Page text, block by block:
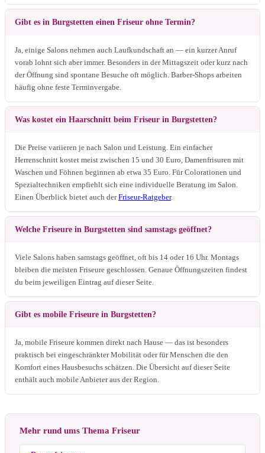
Gibt es in Burgstetten einen Friseur ohne Termin?
Ja, einige Salons nehmen auch Laufkundschaft an — ein kurzer Anruf
vorab lohnt sich aber immer. Besonders in der Mittagszeit oder kurz nach
der Öffnung sind spontane Besuche oft möglich. Barber-Shops arbeiten
häufig ohne feste Terminvergabe.
Was kostet ein Haarschnitt beim Friseur in Burgstetten?
Die Preise variieren je nach Salon und Leistung. Ein einfacher
Herrenschnitt kostet meist zwischen 15 und 30 Euro, Damenfrisuren mit
Waschen und Föhnen beginnen ab etwa 35 Euro. Für Colorationen und
Spezialtechniken empfiehlt sich eine individuelle Beratung im Salon.
Einen Überblick bietet auch derFriseur-Ratgeber.
Welche Friseure in Burgstetten sind samstags geöffnet?
Viele Salons haben samstags geöffnet, oft bis 14 oder 16 Uhr. Montags
bleiben die meisten Friseure geschlossen. Genaue Öffnungszeiten findest
du beim jeweiligen Eintrag auf dieser Seite.
Gibt es mobile Friseure in Burgstetten?
Ja, mobile Friseure kommen direkt nach Hause — das ist besonders
praktisch bei eingeschränkter Mobilität oder für Menschen die den
Komfort eines Hausbesuchs schätzen. Die Übersicht auf dieser Seite
enthält auch mobile Anbieter aus der Region.
Mehr rund ums Thema Friseur